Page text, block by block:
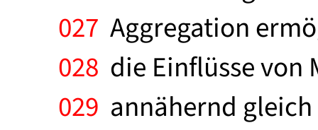
027 Aggregation
028 die Einflüsse
029 annähernd